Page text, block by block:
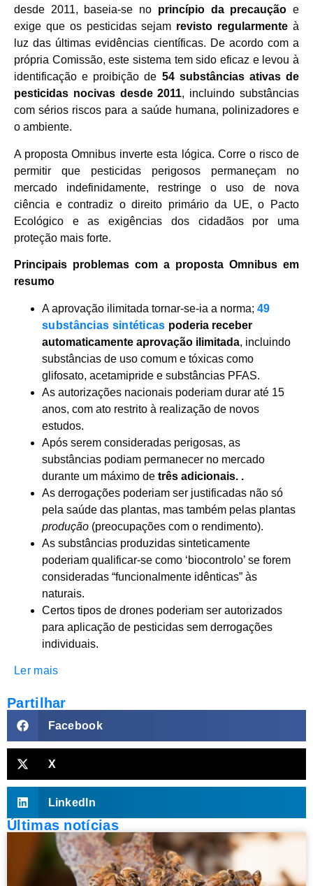
desde 2011, baseia-se no princípio da precaução e
exige que os pesticidas sejam revisto regularmente à
luz das últimas evidências científicas. De acordo com a
própria Comissão, este sistema tem sido eficaz e levou à
identificação e proibição de 54 substâncias ativas de
pesticidas nocivas desde 2011, incluindo substâncias
com sérios riscos para a saúde humana, polinizadores e
o ambiente.
A proposta Omnibus inverte esta lógica. Corre o risco de
permitir que pesticidas perigosos permaneçam no
mercado indefinidamente, restringe o uso de nova
ciência e contradiz o direito primário da UE, o Pacto
Ecológico e as exigências dos cidadãos por uma
proteção mais forte.
Principais problemas com a proposta Omnibus em
resumo
A aprovação ilimitada tornar-se-ia a norma; 49
substâncias sintéticas poderia receber
automaticamente aprovação ilimitada, incluindo
substâncias de uso comum e tóxicas como
glifosato, acetamipride e substâncias PFAS.
As autorizações nacionais poderiam durar até 15
anos, com ato restrito à realização de novos
estudos.
Após serem consideradas perigosas, as
substâncias podiam permanecer no mercado
durante um máximo de três adicionais. .
As derrogações poderiam ser justificadas não só
pela saúde das plantas, mas também pelas plantas
produção (preocupações com o rendimento).
As substâncias produzidas sinteticamente
poderiam qualificar-se como ‘biocontrolo’ se forem
consideradas “funcionalmente idênticas” às
naturais.
Certos tipos de drones poderiam ser autorizados
para aplicação de pesticidas sem derrogações
individuais.
Ler mais
Partilhar
Facebook
X
LinkedIn
Últimas notícias